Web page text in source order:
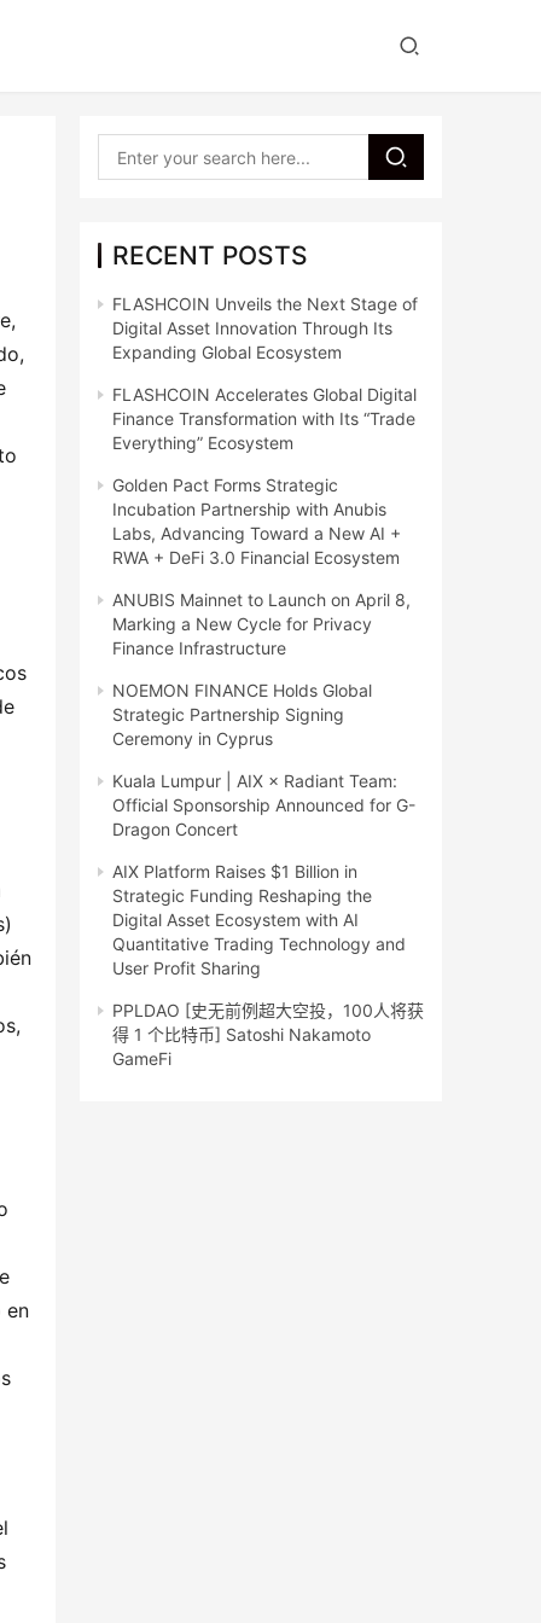
en
RECENT POSTS
FLASHCOIN Unveils the Next Stage of
Digital Asset Innovation Through Its
Expanding Global Ecosystem
FLASHCOIN Accelerates Global Digital
Finance Transformation with Its “Trade
Everything” Ecosystem
Golden Pact Forms Strategic
Incubation Partnership with Anubis
Labs, Advancing Toward a New AI +
RWA + DeFi 3.0 Financial Ecosystem
ANUBIS Mainnet to Launch on April 8,
Marking a New Cycle for Privacy
Finance Infrastructure
NOEMON FINANCE Holds Global
Strategic Partnership Signing
Ceremony in Cyprus
Kuala Lumpur | AIX × Radiant Team:
Official Sponsorship Announced for G-
Dragon Concert
AIX Platform Raises $1 Billion in
Strategic Funding Reshaping the
Digital Asset Ecosystem with AI
Quantitative Trading Technology and
User Profit Sharing
PPLDAO [史无前例超大空投，100人将获
得 1 个比特币] Satoshi Nakamoto
GameFi